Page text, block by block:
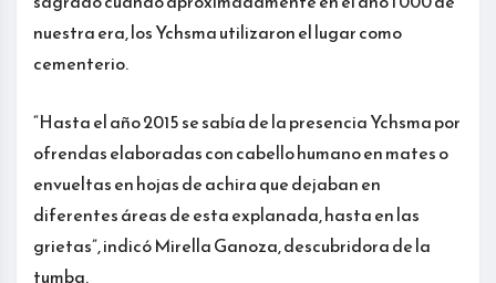
nuestra era, los Ychsma utilizaron el lugar como
cementerio.
“Hasta el año 2015 se sabía de la presencia Ychsma por
ofrendas elaboradas con cabello humano en mates o
envueltas en hojas de achira que dejaban en
diferentes áreas de esta explanada, hasta en las
grietas”, indicó Mirella Ganoza, descubridora de la
tumba.